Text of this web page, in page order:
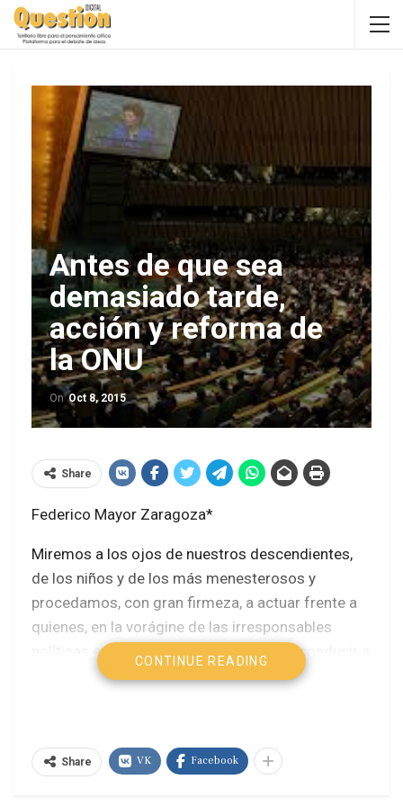
Antes de que sea
demasiado tarde,
acción y reforma de
la ONU
OnOct 8, 2015
Share
Federico Mayor Zaragoza*
Miremos a los ojos de nuestros descendientes,
de los niños y de los más menesterosos y
procedamos, con gran firmeza, a actuar frente a
quienes, en la vorágine de las irresponsables
políticas económicas actuales, podrían conducir a
la humanidad a una situación inadmisible desde
tiempo de acción”- como el Presidente Barak
Obama -“nuestra generación es la primera que
CONTINUE READING
Share VK Facebook